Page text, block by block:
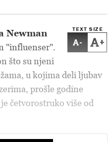
TEXT SIZE
- +
Newman
"influenser".
što su njeni
u kojima deli ljubav
prošle godine
četvorostruko više od